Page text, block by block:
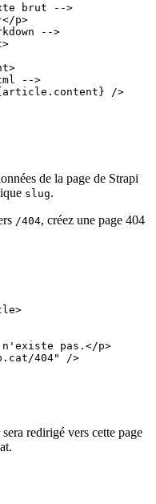
brut -->
</p>
-->
>
>
-->
article . content } />
de la page de Strapi
slug.
/404, créez une page 404
>
n'existe pas.</p>
404"
/>
redirigé vers cette page